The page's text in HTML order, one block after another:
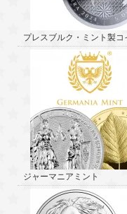
プレスブルク・ミント製コ
ジャーマニアミント